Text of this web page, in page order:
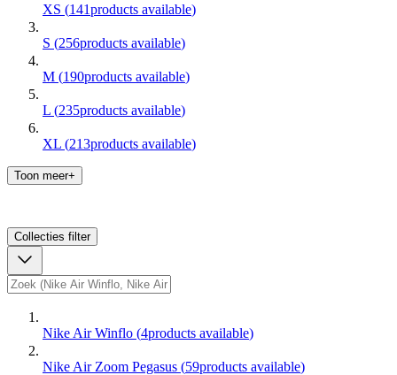
XS (141products available)
S (256products available)
M (190products available)
L (235products available)
XL (213products available)
Toon meer+
Collecties filter
Nike Air Winflo (4products available)
Nike Air Zoom Pegasus (59products available)